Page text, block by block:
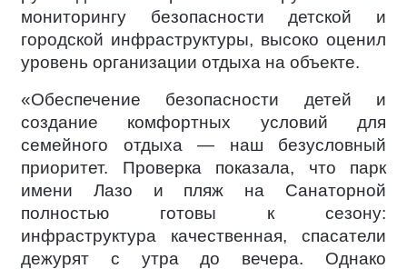
мониторингу безопасности детской и
городской инфраструктуры, высоко оценил
уровень организации отдыха на объекте.
«Обеспечение безопасности детей и
создание комфортных условий для
семейного отдыха — наш безусловный
приоритет. Проверка показала, что парк
имени Лазо и пляж на Санаторной
полностью готовы к сезону:
инфраструктура качественная, спасатели
дежурят с утра до вечера. Однако